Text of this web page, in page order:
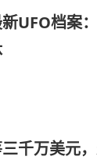
UFO档案
千万美元